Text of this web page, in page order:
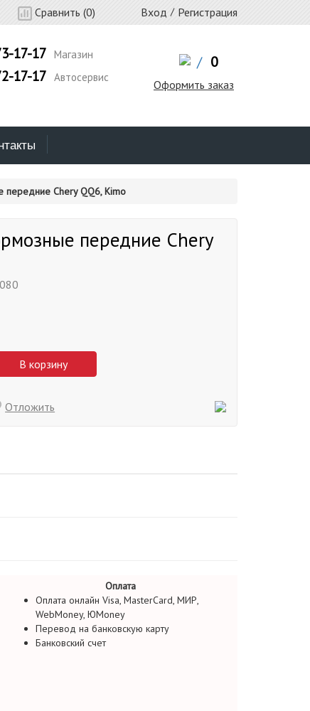
Сравнить (0) Вход / Регистрация
17-17 Магазин
17-17 Автосервис
/ 0
Оформить заказ
передние Chery QQ6, Kimo
передние Chery
В корзину
Отложить
Оплата
Оплата онлайн Visa, MasterCard, МИР,
WebMoney, ЮMoney
Перевод на банковскую карту
Банковский счет